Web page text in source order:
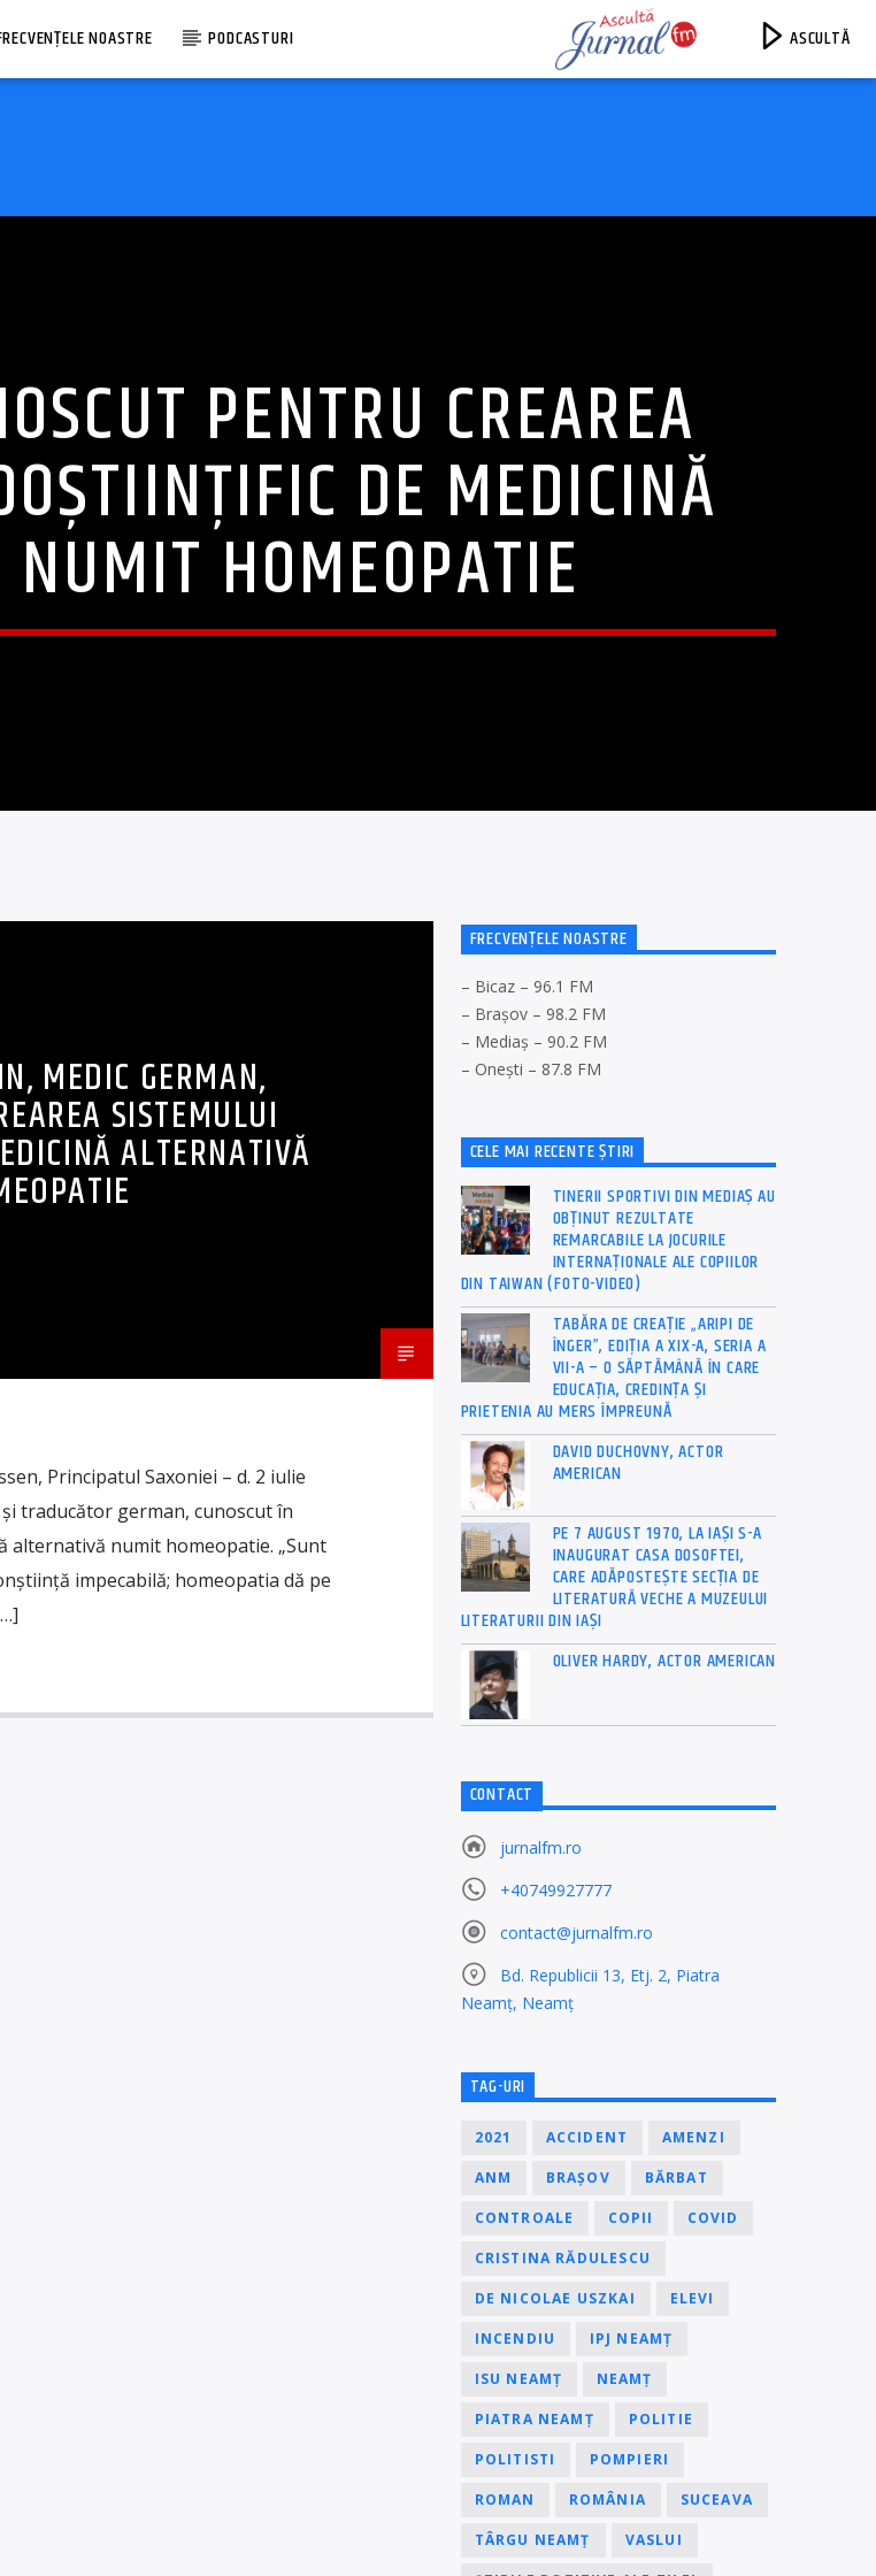
NOASTRE PODCASTURI ASCULTĂ
PENTRU CREAREA
DE MEDICINĂ
HOMEOPATIE
MEDIC GERMAN,
SISTEMULUI
ALTERNATIVĂ
Principatul Saxoniei – d. 2 iulie
traducător german, cunoscut în
alternativă numit homeopatie. „Sunt
impecabilă; homeopatia dă pe
FRECVENȚELE NOASTRE
– Bicaz – 96.1 FM
– Brașov – 98.2 FM
– Mediaș – 90.2 FM
– Onești – 87.8 FM
CELE MAI RECENTE ȘTIRI
TINERII SPORTIVI DIN MEDIAȘ AU
OBȚINUT REZULTATE
REMARCABILE LA JOCURILE
INTERNAȚIONALE ALE COPIILOR
DIN TAIWAN (FOTO-VIDEO)
TABĂRA DE CREAȚIE „ARIPI DE
ÎNGER”, EDIȚIA A XIX-A, SERIA A
VII-A – O SĂPTĂMÂNĂ ÎN CARE
EDUCAȚIA, CREDINȚA ȘI
PRIETENIA AU MERS ÎMPREUNĂ
DAVID DUCHOVNY, ACTOR
AMERICAN
PE 7 AUGUST 1970, LA IAŞI S-A
INAUGURAT CASA DOSOFTEI,
CARE ADĂPOSTEŞTE SECŢIA DE
LITERATURĂ VECHE A MUZEULUI
LITERATURII DIN IAŞI
OLIVER HARDY, ACTOR AMERICAN
CONTACT
jurnalfm.ro
+40749927777
contact@jurnalfm.ro
Bd. Republicii 13, Etj. 2, Piatra
Neamț, Neamț
TAG-URI
2021 ACCIDENT AMENZI
ANM BRAȘOV BĂRBAT
CONTROALE COPII COVID
CRISTINA RĂDULESCU
DE NICOLAE USZKAI ELEVI
INCENDIU IPJ NEAMȚ
ISU NEAMȚ NEAMȚ
PIATRA NEAMȚ POLITIE
POLITISTI POMPIERI
ROMAN ROMÂNIA SUCEAVA
TÂRGU NEAMȚ VASLUI